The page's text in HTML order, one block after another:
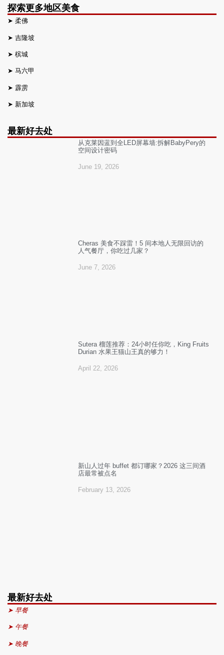
探索更多地区美食
➤ 柔佛
➤ 吉隆坡
➤ 槟城
➤ 马六甲
➤ 霹雳
➤ 新加坡
最新好去处
从克莱因蓝到全LED屏幕墙:拆解BabyPery的
空间设计密码
June 19, 2026
Cheras 美食不踩雷！5 间本地人无限回访的
人气餐厅，你吃过几家？
June 7, 2026
Sutera 榴莲推荐：24小时任你吃，King Fruits
Durian 水果王猫山王真的够力！
April 22, 2026
新山人过年 buffet 都订哪家？2026 这三间酒
店最常被点名
February 13, 2026
最新好去处
➤ 早餐
➤ 午餐
➤ 晚餐